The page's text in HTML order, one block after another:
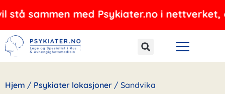
Hopp
til
innholdet
med Psykiater.no i nettverket, og
Hjem / Psykiater lokasjoner / Sandvika